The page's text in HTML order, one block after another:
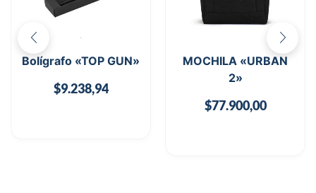
Bolígrafo «TOP GUN»
$9.238,94
MOCHILA «URBAN
2»
$77.900,00